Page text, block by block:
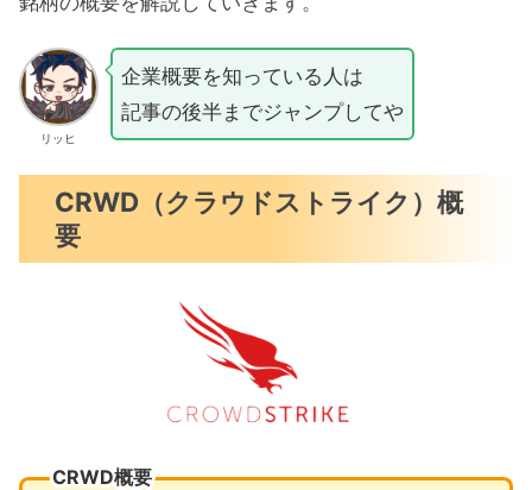
リッヒ
企業概要を知っている人は
記事の後半までジャンプしてや
CRWD（クラウドストライク）概
要
CRWD概要